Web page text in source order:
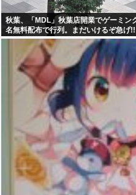
秋葉、「MDL」秋葉店開業でゲーミン
名無料配布で行列。まだいけるぞ急げ!!